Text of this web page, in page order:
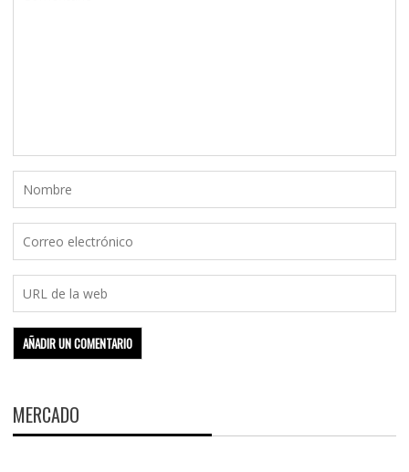
MERCADO